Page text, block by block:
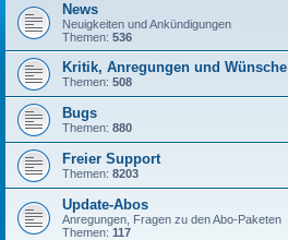
News
Neuigkeiten und Ankündigungen
Themen: 536
Kritik, Anregungen und Wünsche
Themen: 508
Bugs
Themen: 880
Freier Support
Themen: 8203
Update-Abos
Anregungen, Fragen zu den Abo-Paketen
Themen: 117